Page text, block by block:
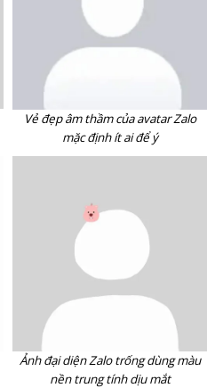
Vẻ đẹp âm thầm của avatar Zalo
mặc định ít ai để ý
Ảnh đại diện Zalo trống dùng màu
nền trung tính dịu mắt